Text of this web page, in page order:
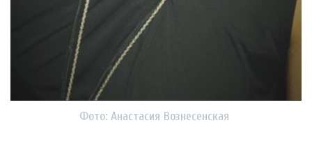
Фото: Анастасия Вознесенская